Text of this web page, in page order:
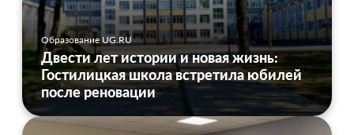
Образование UG.RU
Двести лет истории и новая жизнь:
Гостилицкая школа встретила юбилей
после реновации